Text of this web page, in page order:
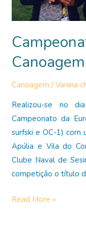
Canoagem /Vanina
Realizou-se no
Campeonato da
surfski e OC-1) com
Apúlia e Vila do
Clube Naval de
competição o título
Campeonato
Read More »